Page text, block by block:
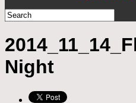
Night